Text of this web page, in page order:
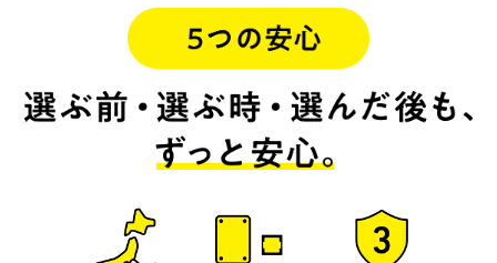
MousePro 学習向けパソコン
AIおすすめパソコン
おすすめ目玉パソコン
今イチオシのパソコンをピ